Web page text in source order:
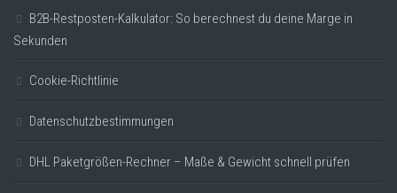
B2B-Restposten-Kalkulator: So berechnest du deine Marge in
Sekunden
Cookie-Richtlinie
Datenschutzbestimmungen
DHL Paketgrößen-Rechner – Maße & Gewicht schnell prüfen